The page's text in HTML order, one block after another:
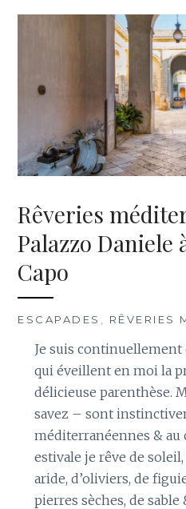
Rêveries
Palazzo Daniele
Capo
ESCAPADES RÊVERIES
Je suis continuellement
qui éveillent en moi la
délicieuse parenthèse.
savez – sont
méditerranéennes & au
estivale je rêve de
aride, d’oliviers, de
pierres sèches, de sable